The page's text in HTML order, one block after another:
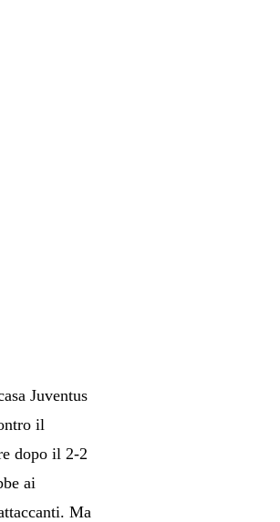
Juventus
il
dopo il 2-2
ai
Ma